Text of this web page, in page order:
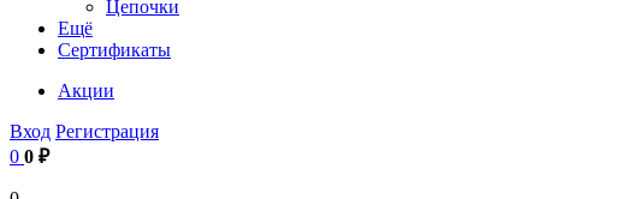
Цепочки
Ещё
Сертификаты
Акции
Вход Регистрация
0 0 ₽